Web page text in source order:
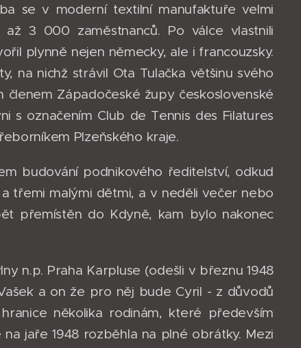
se v moderní textilní manufaktuře velmi
3 000 zaměstnanců. Po válce vlastnili
plynně nejen německy, ale i francouzsky.
na nichž strávil Ota Tulačka většinu svého
Západočeské župy československé
s označením Club de Tennis des Filatures
Plzeňského kraje.
budování podnikového ředitelství, odkud
třemi malými dětmi, a v neděli večer nebo
přemístěn do Kdyně, kam bylo nakonec
n.p. Praha Karpluse (odešli v březnu 1948
a on že pro něj bude Cyril - z důvodů
několika rodinám, které především
jaře 1948 rozběhla na plné obrátky. Mezi